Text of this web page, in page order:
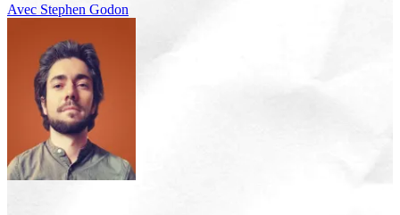
Avec Stephen Godon